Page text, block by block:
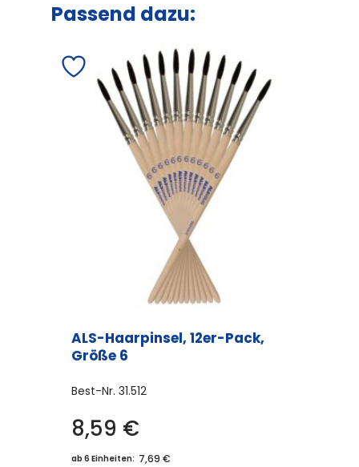
Passend dazu:
ALS-Haarpinsel, 12er-Pack,
Größe 6
Best-Nr. 31.512
8,59 €
ab 6 Einheiten: 7,69 €